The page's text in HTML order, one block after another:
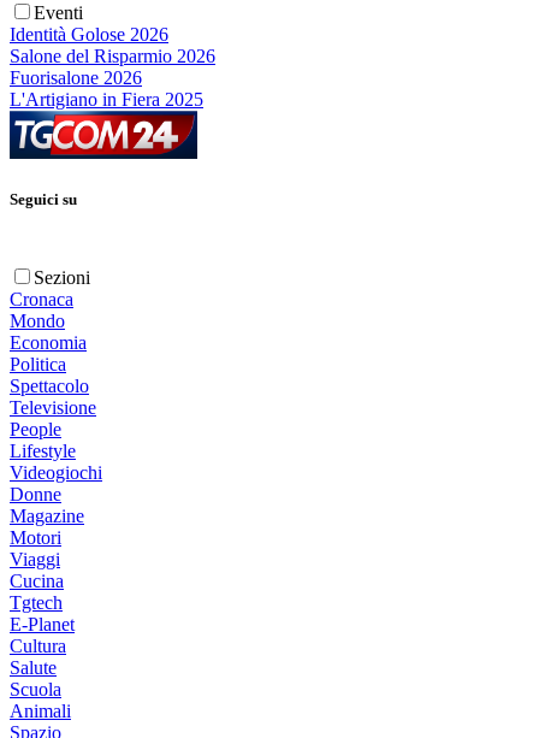
Eventi
Identità Golose 2026
Salone del Risparmio 2026
Fuorisalone 2026
L'Artigiano in Fiera 2025
Seguici su
Sezioni
Cronaca
Mondo
Economia
Politica
Spettacolo
Televisione
People
Lifestyle
Videogiochi
Donne
Magazine
Motori
Viaggi
Cucina
Tgtech
E-Planet
Cultura
Salute
Scuola
Animali
Spazio